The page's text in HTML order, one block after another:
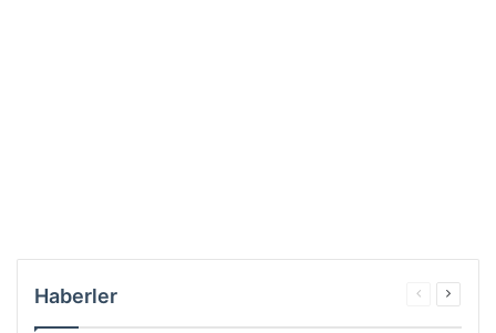
Haberler
ÖncekiSonraki